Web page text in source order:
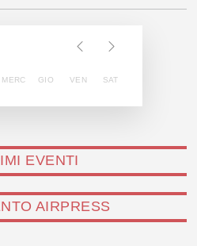
MERC GIO VEN SAT
EVENTI
AIRPRESS